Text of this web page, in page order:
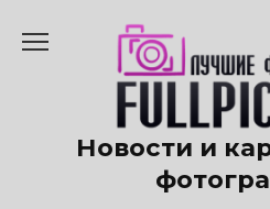
содержанию
Новости и